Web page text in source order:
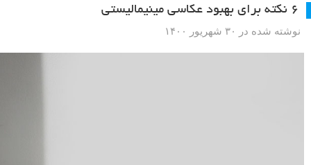
۶ نکته برای بهبود عکاسی مینیمالیستی
نوشته شده در ۳۰ شهریور ۱۴۰۰